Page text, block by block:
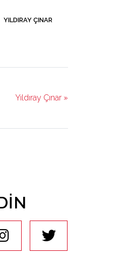
YILDIRAY ÇINAR
Yıldıray Çınar »
instagram